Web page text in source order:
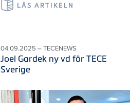
LÄS ARTIKELN
04.09.2025 – TECENEWS
Joel Gardek ny vd för TECE
Sverige